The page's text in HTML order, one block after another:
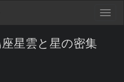
星雲と星の密集